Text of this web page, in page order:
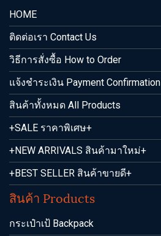
HOME
ติดต่อเรา Contact Us
วิธีการสั่งซื้อ How to Order
แจ้งชำระเงิน Payment Confirmation
สินค้าทั้งหมด All Products
+SALE ราคาพิเศษ+
+NEW ARRIVALS สินค้ามาใหม่+
+BEST SELLER สินค้าขายดี+
สินค้า Products
กระเป๋าเป้ Backpack